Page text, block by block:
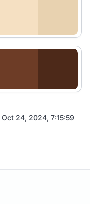
Oct 24, 2024, 7:15:59